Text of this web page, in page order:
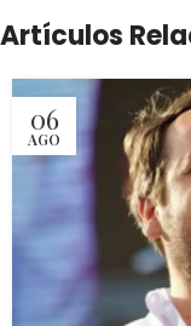
Artículos
06
AGO